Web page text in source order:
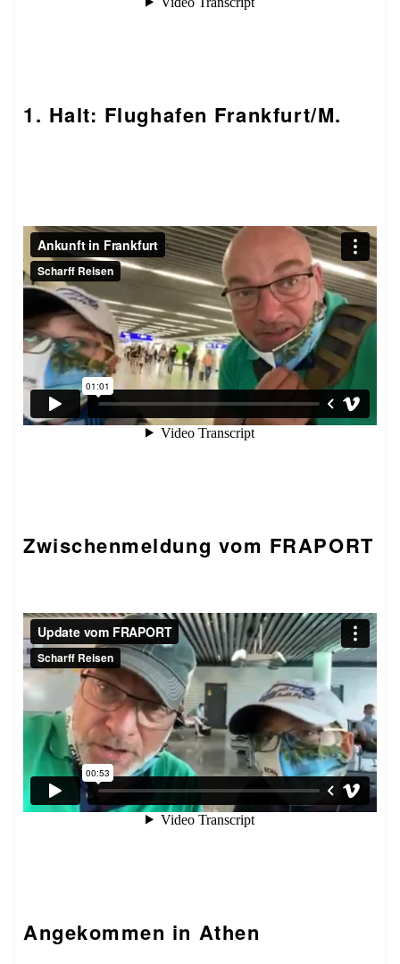
1. Halt: Flughafen Frankfurt/M.
Zwischenmeldung vom FRAPORT
Angekommen in Athen